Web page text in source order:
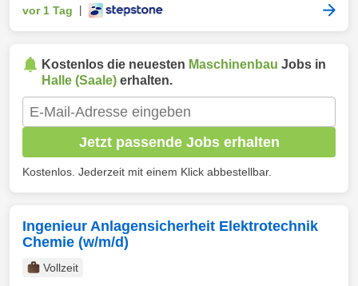
vor 1 Tag
Kostenlos die neuesten Maschinenbau Jobs in
Halle (Saale) erhalten.
Jetzt passende Jobs erhalten
Kostenlos. Jederzeit mit einem Klick abbestellbar.
Ingenieur Anlagensicherheit Elektrotechnik
Chemie (w/m/d)
Vollzeit